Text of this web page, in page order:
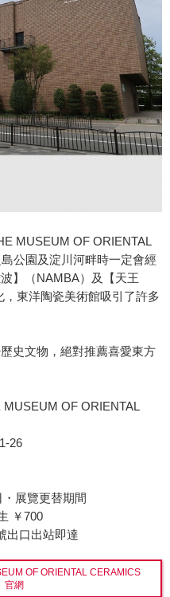
MUSEUM OF ORIENTAL
公園及淀川河畔時一定會經
】（NAMBA）及【天王
東洋陶瓷美術館吸引了許多
史文物，絕對推薦喜愛東方
MUSEUM OF ORIENTAL
26
展覽更替期間
￥700
出口出站即達
OF ORIENTAL CERAMICS
官網